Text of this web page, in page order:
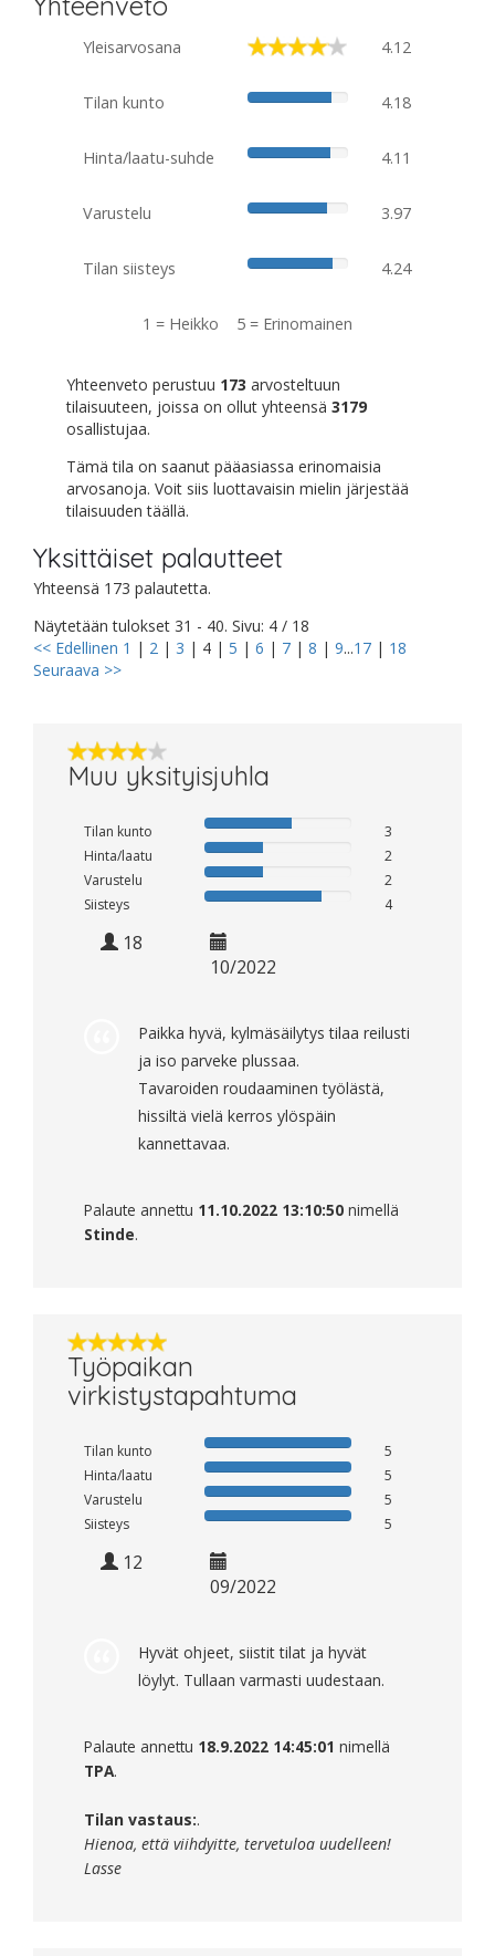
Yleisarvosana 4.12
Tilan kunto 4.18
Hinta/laatu-suhde 4.11
Varustelu 3.97
Tilan siisteys 4.24
1 = Heikko 5 = Erinomainen
Yhteenveto perustuu 173 arvosteltuun
tilaisuuteen, joissa on ollut yhteensä 3179
osallistujaa.
Tämä tila on saanut pääasiassa erinomaisia
arvosanoja. Voit siis luottavaisin mielin järjestää
tilaisuuden täällä.
Yksittäiset palautteet
Yhteensä 173 palautetta.
Näytetään tulokset 31 - 40. Sivu: 4 / 18
<< Edellinen 1 | 2 | 3 | 4 | 5 | 6 | 7 | 8 | 9...17 | 18
Seuraava >>
Muu yksityisjuhla
Tilan kunto
3
Hinta/laatu
2
Varustelu
2
Siisteys
4
18
10/2022
Paikka hyvä, kylmäsäilytys tilaa reilusti
ja iso parveke plussaa.
Tavaroiden roudaaminen työlästä,
hissiltä vielä kerros ylöspäin
kannettavaa.
Palaute annettu 11.10.2022 13:10:50 nimellä
Stinde.
Työpaikan
virkistystapahtuma
Tilan kunto
5
Hinta/laatu
5
Varustelu
5
Siisteys
5
12
09/2022
Hyvät ohjeet, siistit tilat ja hyvät
löylyt. Tullaan varmasti uudestaan.
Palaute annettu 18.9.2022 14:45:01 nimellä
TPA.
Tilan vastaus:.
Hienoa, että viihdyitte, tervetuloa uudelleen!
Lasse